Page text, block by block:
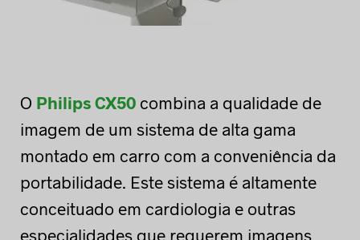
O Philips CX50 combina a qualidade de
imagem de um sistema de alta gama
montado em carro com a conveniência da
portabilidade. Este sistema é altamente
conceituado em cardiologia e outras
especialidades que requerem imagens